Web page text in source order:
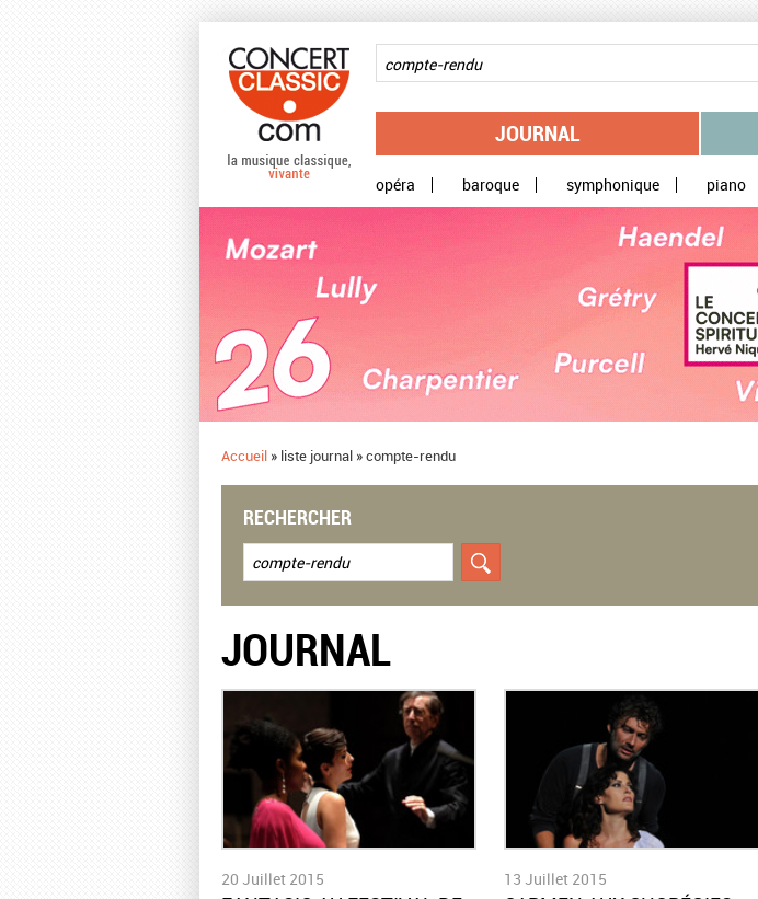
JOURNAL
opéra baroque symphonique piano
Accueil » liste journal »compte-rendu
RECHERCHER
JOURNAL
20 Juillet 2015 13 Juillet 2015